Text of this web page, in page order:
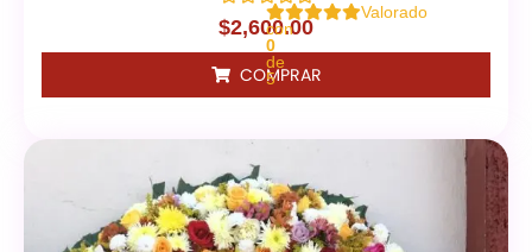
Valorado
con
0
de
5
$2,600.00
COMPRAR